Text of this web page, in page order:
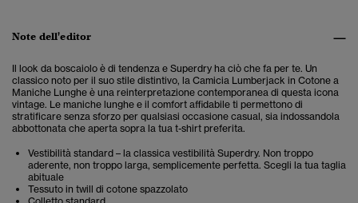
Note dell'editor
Il look da boscaiolo è di tendenza e Superdry ha ciò che fa per te. Un
classico noto per il suo stile distintivo, la Camicia Lumberjack in Cotone a
Maniche Lunghe è una reinterpretazione contemporanea di questa icona
vintage. Le maniche lunghe e il comfort affidabile ti permettono di
stratificare senza sforzo per qualsiasi occasione casual, sia indossandola
abbottonata che aperta sopra la tua t-shirt preferita.
Vestibilità standard – la classica vestibilità Superdry. Non troppo
aderente, non troppo larga, semplicemente perfetta. Scegli la tua taglia
abituale
Tessuto in twill di cotone spazzolato